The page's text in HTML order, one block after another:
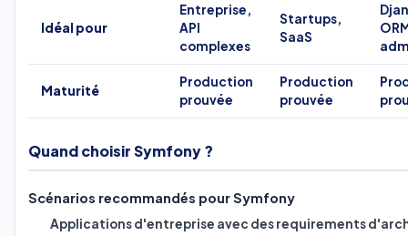
Idéal pour
Entreprise,
API
complexes
Startups,
SaaS
Maturité
Production
prouvée
Production
prouvée
Quand choisir Symfony ?
Scénarios recommandés pour Symfony
Applications d'entreprise avec des requirements